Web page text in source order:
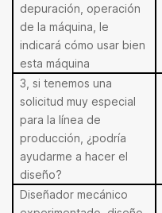
depuración, operación
de la máquina, le
indicará cómo usar bien
esta máquina
3, si tenemos una
solicitud muy especial
para la línea de
producción, ¿podría
ayudarme a hacer el
diseño?
Diseñador mecánico